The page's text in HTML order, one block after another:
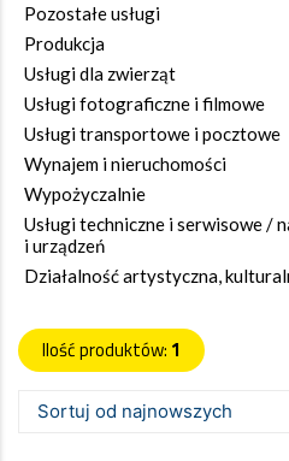
Pozostałe usługi
Produkcja
Usługi dla zwierząt
Usługi fotograficzne i filmowe
Usługi transportowe i pocztowe
Wynajem i nieruchomości
Wypożyczalnie
Usługi techniczne i serwisowe /
i urządzeń
Działalność artystyczna,
Ilość produktów: 1